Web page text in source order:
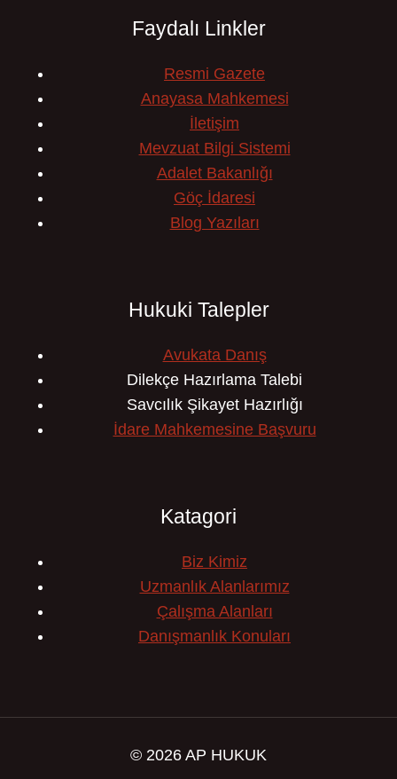
Faydalı Linkler
Resmi Gazete
Anayasa Mahkemesi
İletişim
Mevzuat Bilgi Sistemi
Adalet Bakanlığı
Göç İdaresi
Blog Yazıları
Hukuki Talepler
Avukata Danış
Dilekçe Hazırlama Talebi
Savcılık Şikayet Hazırlığı
İdare Mahkemesine Başvuru
Katagori
Biz Kimiz
Uzmanlık Alanlarımız
Çalışma Alanları
Danışmanlık Konuları
© 2026 AP HUKUK